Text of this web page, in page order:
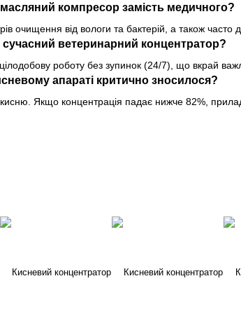
компресор замість медичного?
очищення від вологи та бактерій, а також часто
ветеринарний концентратор?
роботу без зупинок (24/7), що вкрай
апараті критично зносилося?
Якщо концентрація падає нижче 82%,